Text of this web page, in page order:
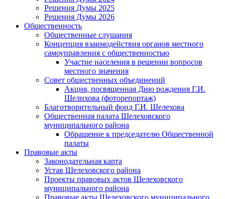
Решения Думы 2025
Решения Думы 2026
Общественность
Общественные слушания
Концепция взаимодействия органов местного
самоуправления с общественностью
Участие населения в решении вопросов
местного значения
Совет общественных объединений
Акция, посвященная Дню рождения Г.И.
Шелихова (фоторепортаж)
Благотворительный фонд Г.И. Шелехова
Общественная палата Шелеховского
муниципального района
Обращение к председателю Общественной
палаты
Правовые акты
Законодательная карта
Устав Шелеховского района
Проекты правовых актов Шелеховского
муниципального района
Правовые акты Шелеховского муниципального